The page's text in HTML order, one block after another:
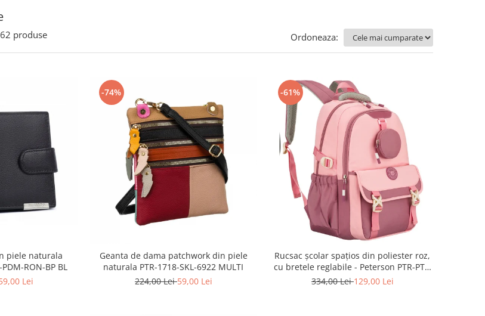
produse Ordoneaza:
piele naturala
RON-BP BL
Lei
-74%
Geanta de dama patchwork din piele
naturala PTR-1718-SKL-6922 MULTI
224,00 Lei59,00 Lei
-61%
Rucsac școlar spațios din poliester roz,
cu bretele reglabile - Peterson PTR-PTN
8610-1327 PINK
334,00 Lei129,00 Lei